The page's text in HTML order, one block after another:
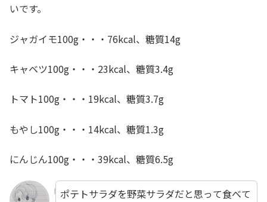
いです。
ジャガイモ100g・・・76kcal、糖質14g
キャベツ100g・・・23kcal、糖質3.4g
トマト100g・・・19kcal、糖質3.7g
もやし100g・・・14kcal、糖質1.3g
にんじん100g・・・39kcal、糖質6.5g
ポテトサラダを野菜サラダだと思って食べて